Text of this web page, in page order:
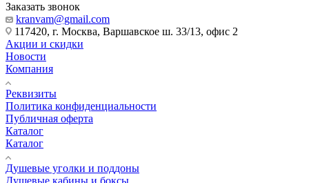
Заказать звонок
kranvam@gmail.com
117420, г. Москва, Варшавское ш. 33/13, офис 2
Акции и скидки
Новости
Компания
Реквизиты
Политика конфиденциальности
Публичная оферта
Каталог
Каталог
Душевые уголки и поддоны